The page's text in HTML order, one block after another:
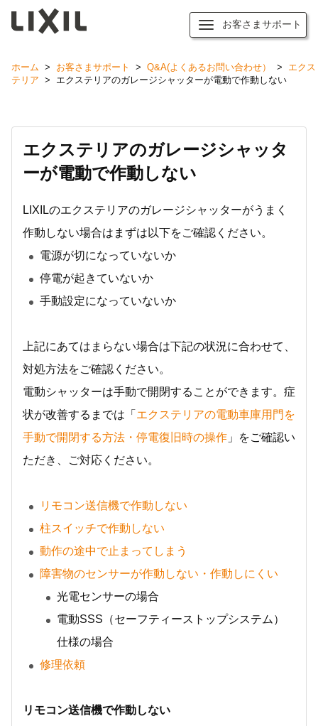
お客さまサポート
ホーム > お客さまサポート > Q&A(よくあるお問い合わせ） >
エクス
テリア > エクステリアのガレージシャッターが電動で作動しない
エクステリアのガレージシャッタ
ーが電動で作動しない
LIXILのエクステリアのガレージシャッターがうまく
作動しない場合はまずは以下をご確認ください。
電源が切になっていないか
停電が起きていないか
手動設定になっていないか
上記にあてはまらない場合は下記の状況に合わせて、
対処方法をご確認ください。
電動シャッターは手動で開閉することができます。症
状が改善するまでは「 エクステリアの電動車庫用門を
手動で開閉する方法・停電復旧時の操作 」をご確認い
ただき、ご対応ください。
リモコン送信機で作動しない
柱スイッチで作動しない
動作の途中で止まってしまう
障害物のセンサーが作動しない・作動しにくい
光電センサーの場合
電動SSS（セーフティーストップシステム）
仕様の場合
修理依頼
リモコン送信機で作動しない